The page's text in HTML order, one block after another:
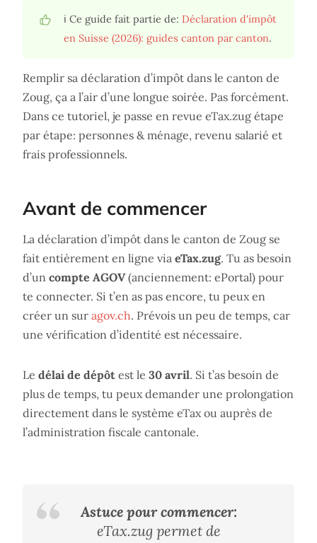
ℹ️ Ce guide fait partie de: Déclaration d'impôt
en Suisse (2026): guides canton par canton.
Remplir sa déclaration d’impôt dans le canton de
Zoug, ça a l’air d’une longue soirée. Pas forcément.
Dans ce tutoriel, je passe en revue eTax.zug étape
par étape: personnes & ménage, revenu salarié et
frais professionnels.
Avant de commencer
La déclaration d’impôt dans le canton de Zoug se
fait entièrement en ligne via eTax.zug. Tu as besoin
d’un compte AGOV(anciennement: ePortal) pour
te connecter. Si t’en as pas encore, tu peux en
créer un sur agov.ch. Prévois un peu de temps, car
une vérification d’identité est nécessaire.
Le délai de dépôt est le 30 avril. Si t’as besoin de
plus de temps, tu peux demander une prolongation
directement dans le système eTax ou auprès de
l’administration fiscale cantonale.
Astuce pour commencer:
eTax.zug permet de